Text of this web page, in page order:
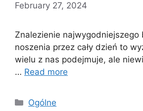
February 27, 2024
Znalezienie najwygodniejszego
noszenia przez cały dzień to
wielu z nas podejmuje, ale
… Read more
Categories
Ogólne